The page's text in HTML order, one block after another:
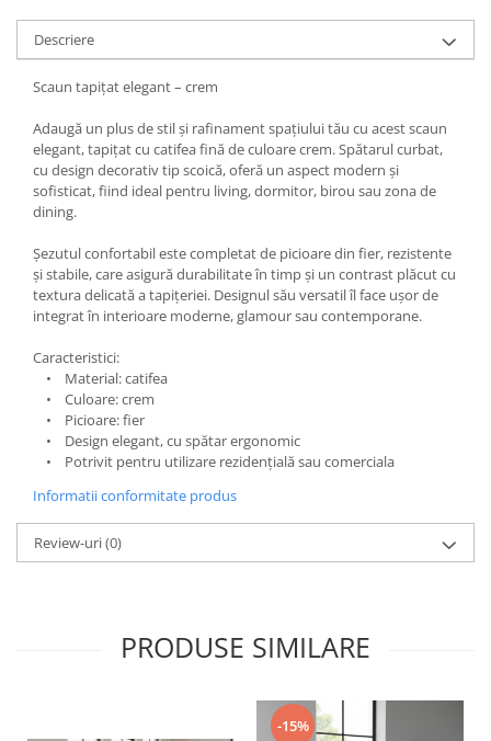
Descriere
Scaun tapițat elegant – crem
Adaugă un plus de stil și rafinament spațiului tău cu acest scaun
elegant, tapițat cu catifea fină de culoare crem. Spătarul curbat,
cu design decorativ tip scoică, oferă un aspect modern și
sofisticat, fiind ideal pentru living, dormitor, birou sau zona de
dining.
Șezutul confortabil este completat de picioare din fier, rezistente
și stabile, care asigură durabilitate în timp și un contrast plăcut cu
textura delicată a tapițeriei. Designul său versatil îl face ușor de
integrat în interioare moderne, glamour sau contemporane.
Caracteristici:
• Material: catifea
• Culoare: crem
• Picioare: fier
• Design elegant, cu spătar ergonomic
• Potrivit pentru utilizare rezidențială sau comerciala
Informatii conformitate produs
Review-uri(0)
PRODUSE SIMILARE
-15%